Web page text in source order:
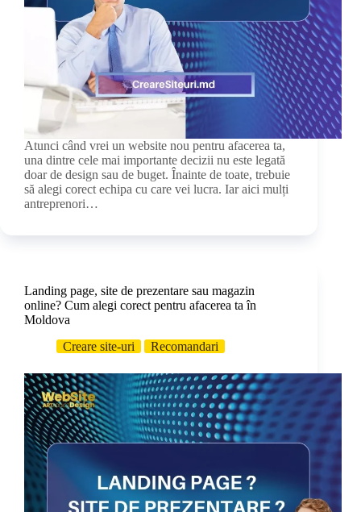
Atunci când vrei un website nou pentru afacerea ta,
una dintre cele mai importante decizii nu este legată
doar de design sau de buget. Înainte de toate, trebuie
să alegi corect echipa cu care vei lucra. Iar aici mulți
antreprenori…
Landing page, site de prezentare sau magazin
online? Cum alegi corect pentru afacerea ta în
Moldova
Creare site-uri
Recomandari